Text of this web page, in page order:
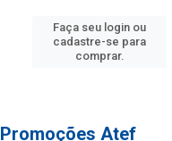
Faça seu login ou
cadastre-se para
comprar.
Promoções Atef